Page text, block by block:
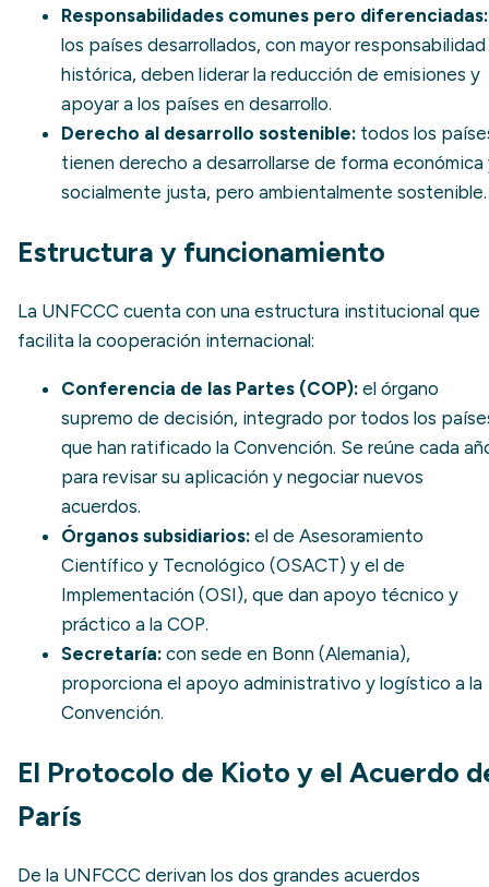
Responsabilidades comunes pero diferenciadas:
los países desarrollados, con mayor responsabilidad
histórica, deben liderar la reducción de emisiones y
apoyar a los países en desarrollo.
Derecho al desarrollo sostenible: todos los
tienen derecho a desarrollarse de forma económica
socialmente justa, pero ambientalmente sostenible.
Estructura y funcionamiento
La UNFCCC cuenta con una estructura institucional que
facilita la cooperación internacional:
Conferencia de las Partes (COP): el órgano
supremo de decisión, integrado por todos los
que han ratificado la Convención. Se reúne cada
para revisar su aplicación y negociar nuevos
acuerdos.
Órganos subsidiarios: el de Asesoramiento
Científico y Tecnológico (OSACT) y el de
Implementación (OSI), que dan apoyo técnico y
práctico a la COP.
Secretaría: con sede en Bonn (Alemania),
proporciona el apoyo administrativo y logístico a la
Convención.
El Protocolo de Kioto y el Acuerdo
París
De la UNFCCC derivan los dos grandes acuerdos